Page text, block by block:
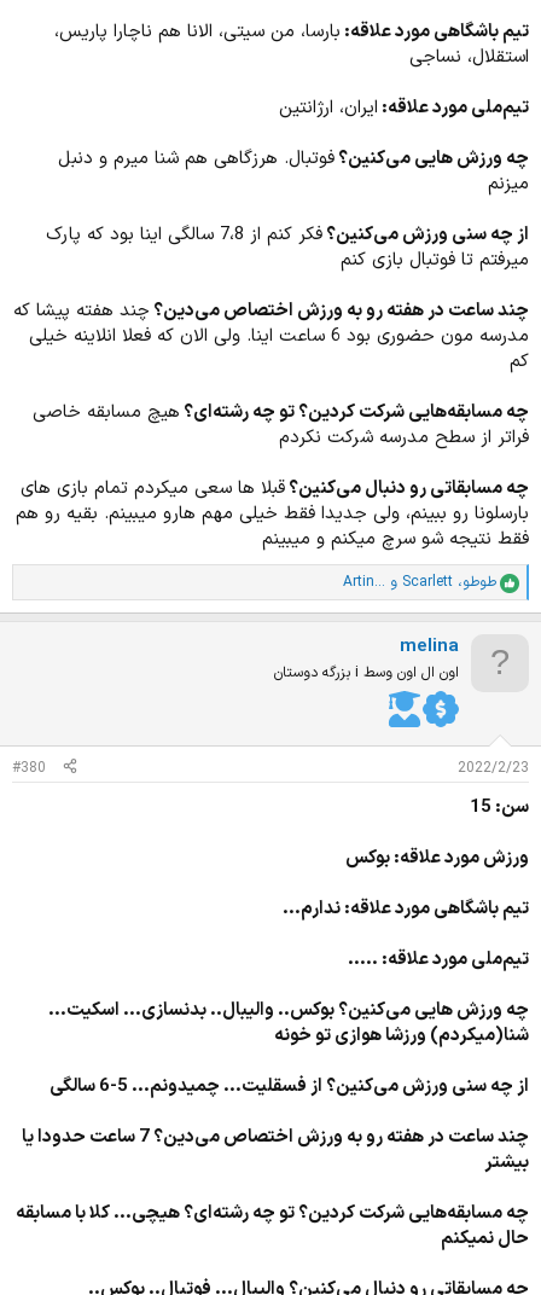
تیم باشگاهی مورد علاقه: بارسا، من سیتی، الانا هم ناچارا پاریس،
استقلال، نساجی
تیم‌ملی مورد علاقه: ایران، ارژانتین
چه ورزش هایی می‌کنین؟فوتبال. هرزگاهی هم شنا میرم و دنبل
میزنم
از چه سنی ورزش می‌کنین؟
فکر کنم از 7،8 سالگی اینا بود که پارک
میرفتم تا فوتبال بازی کنم
چند ساعت در هفته رو به ورزش اختصاص می‌دین؟ چند هفته پیشا که
مدرسه مون حضوری بود 6 ساعت اینا. ولی الان که فعلا انلاینه خیلی
کم
چه مسابقه‌هایی شرکت کردین؟ تو چه رشته‌ای؟ هیچ مسابقه خاصی
فراتر از سطح مدرسه شرکت نکردم
چه مسابقاتی رو دنبال می‌کنین؟قبلا ها سعی میکردم تمام بازی های
بارسلونا رو ببینم، ولی جدیدا فقط خیلی مهم هارو میبینم. بقیه رو هم
فقط نتیجه شو سرچ میکنم و میبینم
ا
م
:
طوطو، Scarlett و Artin...
meIina
اون ال اون وسط i بزرگه دوستان
2022/2/23
#380
سن: 15
ورزش مورد علاقه: بوکس
تیم باشگاهی مورد علاقه: ندارم...
تیم‌ملی مورد علاقه: .....
چه ورزش هایی می‌کنین؟ بوکس.. والیبال.. بدنسازی... اسکیت...
شنا(میکردم) ورزشا هوازی تو خونه
از چه سنی ورزش می‌کنین؟ از فسقلیت... چمیدونم... 5-6 سالگی
چند ساعت در هفته رو به ورزش اختصاص می‌دین؟ 7 ساعت حدودا یا
بیشتر
چه مسابقه‌هایی شرکت کردین؟ تو چه رشته‌ای؟ هیچی... کلا با مسابقه
حال نمیکنم